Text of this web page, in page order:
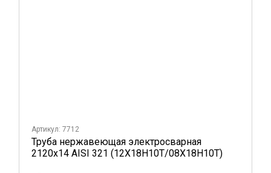
Артикул: 7712
Труба нержавеющая электросварная
2120х14 AISI 321 (12Х18Н10Т/08Х18Н10Т)